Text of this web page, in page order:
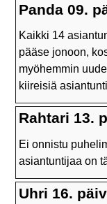
Panda 09.
Kaikki 14
pääse jonoon,
myöhemmin
kiireisiä
Rahtari 13.
Ei onnistu
asiantuntijaa on
Uhri 16.